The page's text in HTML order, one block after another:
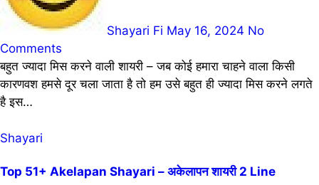
Shayari Fi May 16, 2024 No
Comments
बहुत ज्यादा मिस करने वाली शायरी – जब कोई हमारा चाहने वाला किसी
कारणवश हमसे दूर चला जाता है तो हम उसे बहुत ही ज्यादा मिस करने लगते
है इस…
Shayari
Top 51+ Akelapan Shayari – अकेलापन शायरी 2 Line